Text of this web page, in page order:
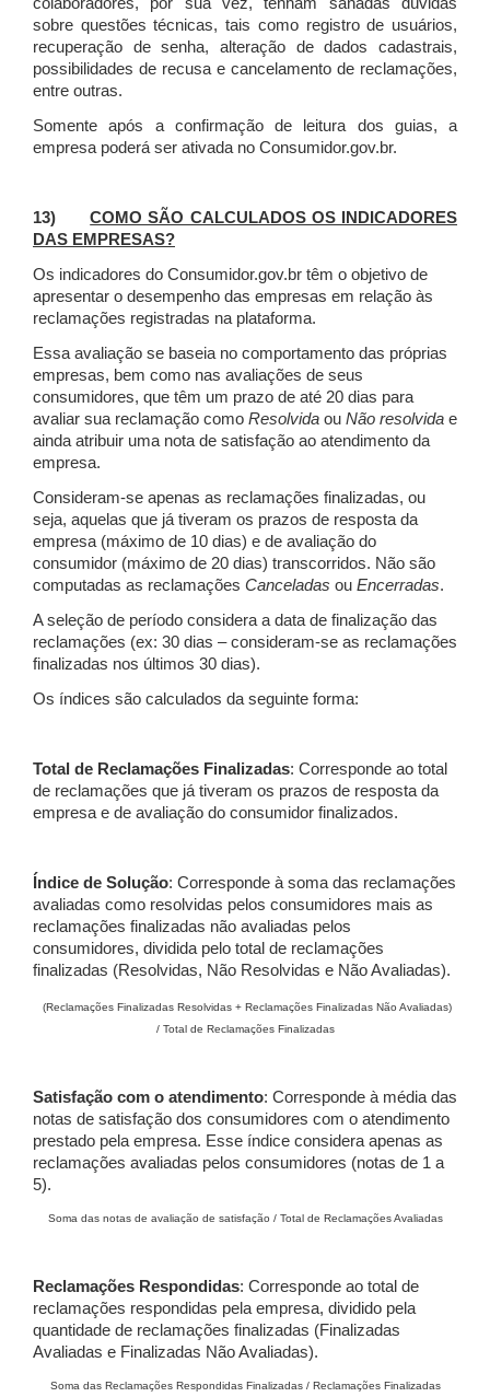
colaboradores, por sua vez, tenham sanadas dúvidas
sobre questões técnicas, tais como registro de usuários,
recuperação de senha, alteração de dados cadastrais,
possibilidades de recusa e cancelamento de reclamações,
entre outras.
Somente após a confirmação de leitura dos guias, a
empresa poderá ser ativada no Consumidor.gov.br.
13)COMO SÃO CALCULADOS OS INDICADORES
DAS EMPRESAS?
Os indicadores do Consumidor.gov.br têm o objetivo de
apresentar o desempenho das empresas em relação às
reclamações registradas na plataforma.
Essa avaliação se baseia no comportamento das próprias
empresas, bem como nas avaliações de seus
consumidores, que têm um prazo de até 20 dias para
avaliar sua reclamação como Resolvida ou Não resolvida e
ainda atribuir uma nota de satisfação ao atendimento da
empresa.
Consideram-se apenas as reclamações finalizadas, ou
seja, aquelas que já tiveram os prazos de resposta da
empresa (máximo de 10 dias) e de avaliação do
consumidor (máximo de 20 dias) transcorridos. Não são
computadas as reclamações Canceladas ou Encerradas.
A seleção de período considera a data de finalização das
reclamações (ex: 30 dias – consideram-se as reclamações
finalizadas nos últimos 30 dias).
Os índices são calculados da seguinte forma:
Total de Reclamações Finalizadas: Corresponde ao total
de reclamações que já tiveram os prazos de resposta da
empresa e de avaliação do consumidor finalizados.
Índice de Solução: Corresponde à soma das reclamações
avaliadas como resolvidas pelos consumidores mais as
reclamações finalizadas não avaliadas pelos
consumidores, dividida pelo total de reclamações
finalizadas (Resolvidas, Não Resolvidas e Não Avaliadas).
(Reclamações Finalizadas Resolvidas + Reclamações Finalizadas Não Avaliadas)
/ Total de Reclamações Finalizadas
Satisfação com o atendimento: Corresponde à média das
notas de satisfação dos consumidores com o atendimento
prestado pela empresa. Esse índice considera apenas as
reclamações avaliadas pelos consumidores (notas de 1 a
5).
Soma das notas de avaliação de satisfação / Total de Reclamações Avaliadas
Reclamações Respondidas: Corresponde ao total de
reclamações respondidas pela empresa, dividido pela
quantidade de reclamações finalizadas (Finalizadas
Avaliadas e Finalizadas Não Avaliadas).
Soma das Reclamações Respondidas Finalizadas / Reclamações Finalizadas